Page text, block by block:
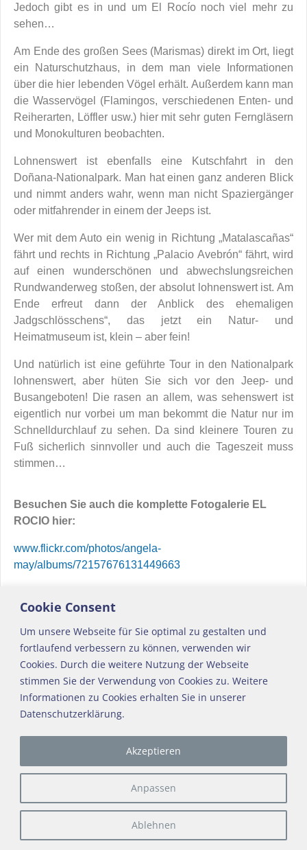
Cookie Consent
Um unsere Webseite für Sie optimal zu gestalten und
fortlaufend verbessern zu können, verwenden wir
Cookies. Durch die weitere Nutzung der Webseite
stimmen Sie der Verwendung von Cookies zu. Weitere
Informationen zu Cookies erhalten Sie in unserer
Datenschutzerklärung.
Anpassen
Ablehnen
Akzeptieren
Jedoch gibt es in und um El Rocío noch viel mehr zu
sehen…
Am Ende des großen Sees (Marismas) direkt im Ort, liegt
ein Naturschutzhaus, in dem man viele Informationen
über die hier lebenden Vögel erhält. Außerdem kann man
die Wasservögel (Flamingos, verschiedenen Enten- und
Reiherarten, Löffler usw.) hier mit sehr guten Ferngläsern
und Monokulturen beobachten.
Lohnenswert ist ebenfalls eine Kutschfahrt in den
Doñana-Nationalpark. Man hat einen ganz anderen Blick
und nimmt anders wahr, wenn man nicht Spaziergänger
oder mitfahrender in einem der Jeeps ist.
Wer mit dem Auto ein wenig in Richtung „Matalascañas“
fährt und rechts in Richtung „Palacio Avebrón“ fährt, wird
auf einen wunderschönen und abwechslungsreichen
Rundwanderweg stoßen, der absolut lohnenswert ist. Am
Ende erfreut dann der Anblick des ehemaligen
Jadgschlösschens“, das jetzt ein Natur- und
Heimatmuseum ist, klein – aber fein!
Und natürlich ist eine geführte Tour in den Nationalpark
lohnenswert, aber hüten Sie sich vor den Jeep- und
Busangeboten! Die rasen an allem, was sehenswert ist
eigentlich nur vorbei um man bekommt die Natur nur im
Schnelldurchlauf zu sehen. Da sind kleinere Touren zu
Fuß sicherlich sinnvoller und auch die Tageszeit muss
stimmen…
Besuchen Sie auch die komplette Fotogalerie EL
ROCIO hier:
www.flickr.com/photos/angela-
may/albums/72157676131449663
Reiseberichte
Artikelnavigation
„Feria de Queso“ in
Villaluenga del Rosario
Silla del Papa – Romeria de la
Kontakt
2025 © anda-luz.eu (seit 2008)
-Weaver Xtreme Theme Datenschutz